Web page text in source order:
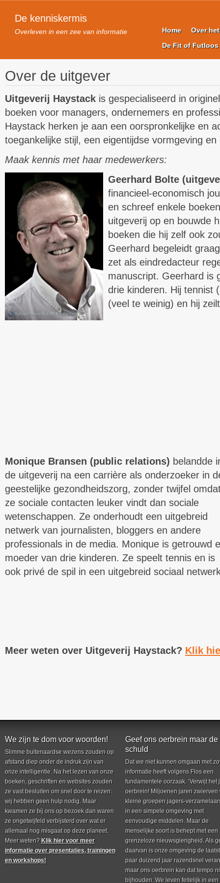
De kenniskermis
Overleven in een zee van informatie Home
Over
De Fit of Futloos
Over de uitgever
Uitgeverij Haystack is gespecialiseerd in
boeken voor managers, ondernemers en
Haystack herken je aan een oorspronkelijke en
toegankelijke stijl, een eigentijdse vormgeving
Maak kennis met haar medewerkers:
Geerhard Bolte
financieel-economisch
en schreef enkele
uitgeverij op en bouwde
boeken die hij zelf ook
Geerhard begeleidt
zet als eindredacteur
manuscript. Geerhard is
drie kinderen. Hij tennist
(veel te weinig) en hij
Monique Bransen (public relations) belandde
de uitgeverij na een carrière als onderzoeker in
geestelijke gezondheidszorg, zonder twijfel
ze sociale contacten leuker vindt dan sociale
wetenschappen. Ze onderhoudt een uitgebreid
netwerk van journalisten, bloggers en andere
professionals in de media. Monique is getrouwd
moeder van drie kinderen. Ze speelt tennis en is
ook privé de spil in een uitgebreid sociaal
Meer weten over Uitgeverij Haystack? Klik
We zijn te dom voor woorden!
Slimme buitenaardse wezens zouden op
afstand diep onder de indruk zijn van
onze intelligentie. Na het lezen van onze
boeken, geschriften en websites zouden
ze vast besluiten om snel door te reizen:
wij hebben geen hulp nodig. Maar
kwamen ze bij ons op bezoek dan waren
ze ongetwijfeld verbijsterd over wat er
allemaal nog misgaat op deze planeet.
Meer weten? Klik hier voor meer
informatie over presentaties, trainingen
en workshops!
Geef ons oerbrein maar de
schuld
Dat we niet kunnen omgaan met
informatie heeft volgens Flos een
fundamentele oorzaak. ‘Verwijt het
oerbrein! Miljoenen jaren zwierven
kleine groepen jagers-
in een simpele omgeving met
eenvoudige middelen. Maar de
menselijke soort is behept met een
grenzeloze nieuwsgierigheid. Als
daarvan is onze omgeving de
paar duizend jaar razendsnel
maar ons oerbrein kan dat tempo
bijhouden. We leven feitelijk in een